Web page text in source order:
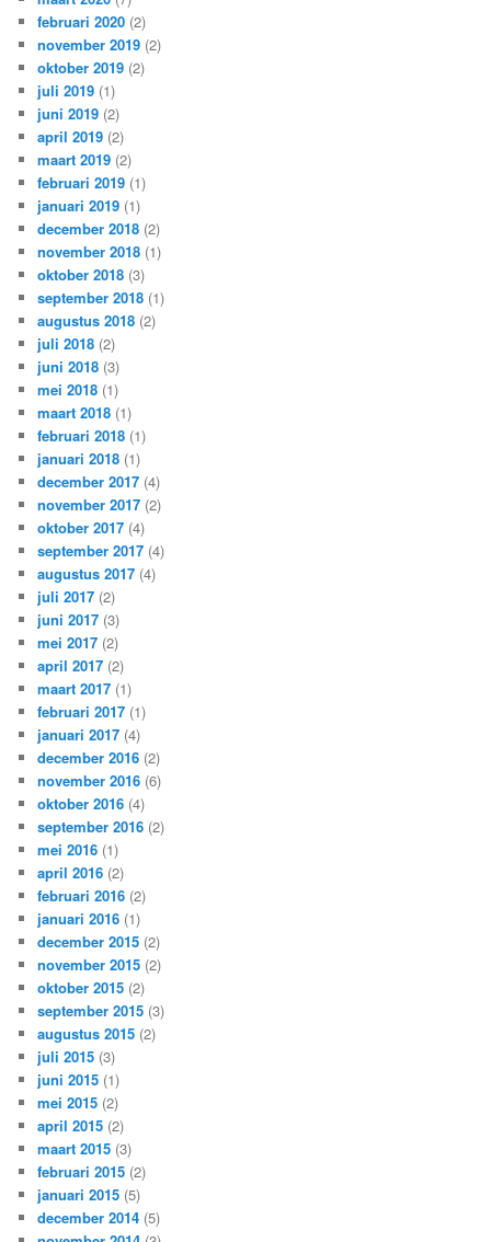
februari 2020 (2)
november 2019 (2)
oktober 2019 (2)
juli 2019 (1)
juni 2019 (2)
april 2019 (2)
maart 2019 (2)
februari 2019 (1)
januari 2019 (1)
december 2018 (2)
november 2018 (1)
oktober 2018 (3)
september 2018 (1)
augustus 2018 (2)
juli 2018 (2)
juni 2018 (3)
mei 2018 (1)
maart 2018 (1)
februari 2018 (1)
januari 2018 (1)
december 2017 (4)
november 2017 (2)
oktober 2017 (4)
september 2017 (4)
augustus 2017 (4)
juli 2017 (2)
juni 2017 (3)
mei 2017 (2)
april 2017 (2)
maart 2017 (1)
februari 2017 (1)
januari 2017 (4)
december 2016 (2)
november 2016 (6)
oktober 2016 (4)
september 2016 (2)
mei 2016 (1)
april 2016 (2)
februari 2016 (2)
januari 2016 (1)
december 2015 (2)
november 2015 (2)
oktober 2015 (2)
september 2015 (3)
augustus 2015 (2)
juli 2015 (3)
juni 2015 (1)
mei 2015 (2)
april 2015 (2)
maart 2015 (3)
februari 2015 (2)
januari 2015 (5)
december 2014 (5)